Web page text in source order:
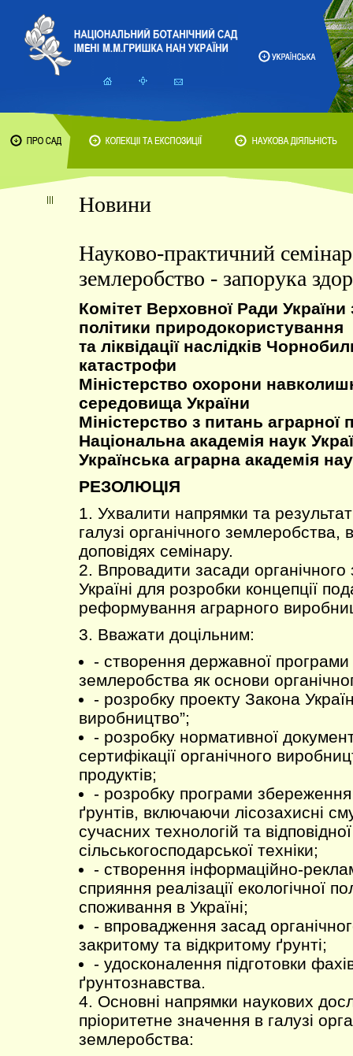
Новини
Науково-практичний
землеробство - запорука
Комітет Верховної Ради України
політики природокористування
та ліквідації наслідків
катастрофи
Міністерство охорони
середовища України
Міністерство з питань аграрної
Національна академія наук
Українська аграрна академія
РЕЗОЛЮЦІЯ
1. Ухвалити напрямки та
галузі органічного землеробства,
доповідях семінару.
2. Впровадити засади
Україні для розробки концепції
реформування аграрного
3. Вважати доцільним:
- створення державної
землеробства як основи
- розробку проекту Закона
виробництво”;
- розробку нормативної
сертифікації органічного
продуктів;
- розробку програми
ґрунтів, включаючи лісозахисні
сучасних технологій та відповідної
сільськогосподарської техніки;
- створення інформаційно-
сприяння реалізації екологічної
споживання в Україні;
- впровадження засад
закритому та відкритому ґрунті;
- удосконалення підготовки
ґрунтознавства.
4. Основні напрямки наукових
пріоритетне значення в галузі
землеробства: